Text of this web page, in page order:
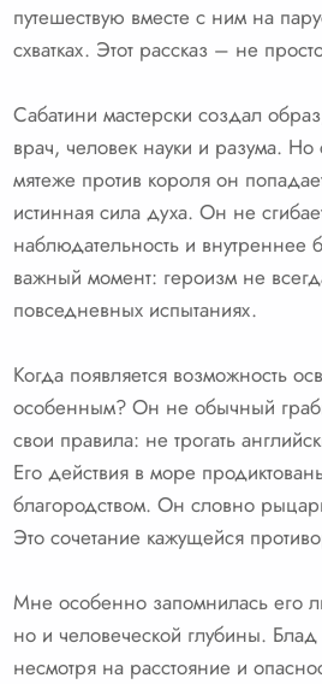
путешествую вместе с ним на
схватках. Этот рассказ – не
Сабатини мастерски создал
врач, человек науки и разума.
мятеже против короля он
истинная сила духа. Он не
наблюдательность и внутреннее
важный момент: героизм не
повседневных испытаниях.
Когда появляется возможность
особенным? Он не обычный
свои правила: не трогать
Его действия в море
благородством. Он словно
Это сочетание кажущейся
Мне особенно запомнилась его
но и человеческой глубины.
несмотря на расстояние и